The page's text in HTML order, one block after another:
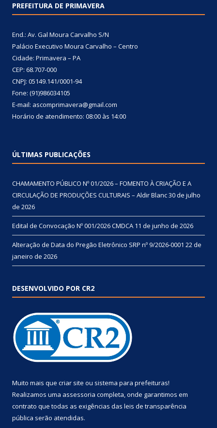
PREFEITURA DE PRIMAVERA
End.: Av. Gal Moura Carvalho S/N
Palácio Executivo Moura Carvalho – Centro
Cidade: Primavera – PA
CEP: 68.707-000
CNPJ: 05149.141/0001-94
Fone: (91)986034105
E-mail: ascomprimavera@gmail.com
Horário de atendimento: 08:00 às 14:00
ÚLTIMAS PUBLICAÇÕES
CHAMAMENTO PÚBLICO Nº 01/2026 – FOMENTO À CRIAÇÃO E A
CIRCULAÇÃO DE PRODUÇÕES CULTURAIS – Aldir Blanc30 de julho
de 2026
Edital de Convocação Nº 001/2026 CMDCA 11 de junho de 2026
Alteração de Data do Pregão Eletrônico SRP nº 9/2026-0001 22 de
janeiro de 2026
DESENVOLVIDO POR CR2
Muito mais que criar site ou sistema para prefeituras!
Realizamos uma assessoria completa, onde garantimos em
contrato que todas as exigências das leis de transparência
pública serão atendidas.